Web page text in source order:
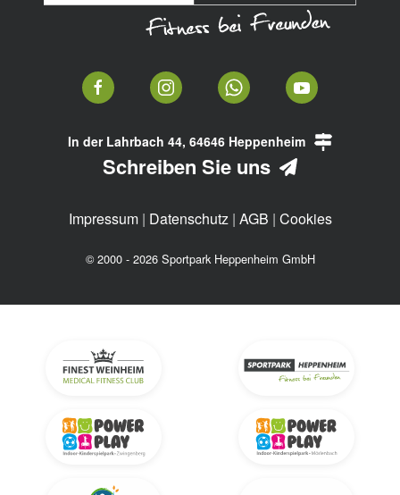
In der Lahrbach 44, 64646 Heppenheim
Schreiben Sie uns
Impressum| Datenschutz| AGB | Cookies
© 2000 - 2026 Sportpark Heppenheim GmbH